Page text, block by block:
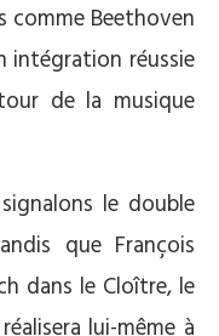
comme Beethoven
intégration réussie
de la musique
le double
que François
dans le Cloître, le
lui-même à